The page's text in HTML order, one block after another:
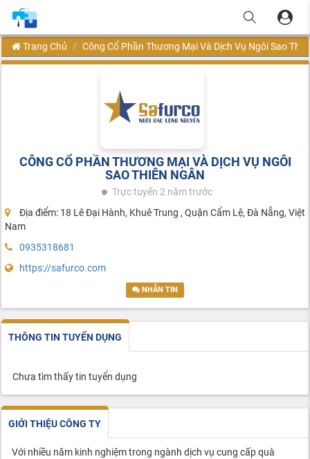
Trang Chủ Công Cổ Phần Thương Mại Và Dịch Vụ Ngôi Sao
CÔNG CỔ PHẦN THƯƠNG MẠI VÀ DỊCH VỤ NGÔI
SAO THIÊN NGÂN
Trực tuyến 2 năm trước
Địa điểm: 18 Lê Đại Hành, Khuê Trung , Quận Cẩm Lệ, Đà Nẵng, Việt
Nam
0935318681
https://safurco.com
NHẮN TIN
THÔNG TIN TUYỂN DỤNG
Chưa tìm thấy tin tuyển dụng
GIỚI THIỆU CÔNG TY
Với nhiều năm kinh nghiệm trong ngành dịch vụ cung cấp quà